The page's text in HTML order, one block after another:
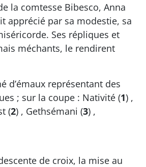
la comtesse Bibesco, Anna
apprécié par sa modestie, sa
Ses répliques et
méchants, le rendirent
d’émaux représentant des
; sur la coupe : Nativité (1) ,
(2) , Gethsémani (3) ,
de croix, la mise au